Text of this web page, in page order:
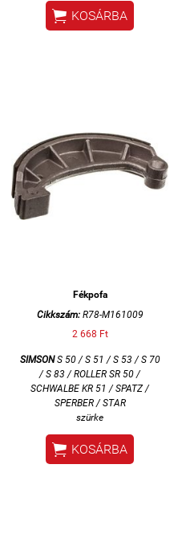
 KOSÁRBA
Fékpofa
Cikkszám:R78-M161009
2 668 Ft
SIMSONS 50 / S 51 / S 53 / S 70
/ S 83 / ROLLER SR 50 /
SCHWALBE KR 51 / SPATZ /
SPERBER / STAR
szürke
 KOSÁRBA